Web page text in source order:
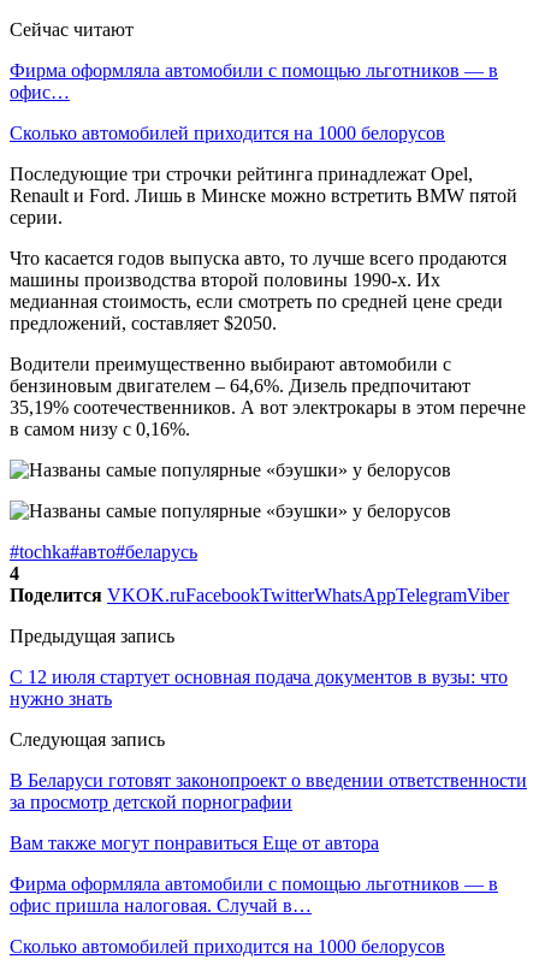
Сейчас читают
Фирма оформляла автомобили с помощью льготников — в
офис…
Сколько автомобилей приходится на 1000 белорусов
Последующие три строчки рейтинга принадлежат Opel,
Renault и Ford. Лишь в Минске можно встретить BMW пятой
серии.
Что касается годов выпуска авто, то лучше всего продаются
машины производства второй половины 1990-х. Их
медианная стоимость, если смотреть по средней цене среди
предложений, составляет $2050.
Водители преимущественно выбирают автомобили с
бензиновым двигателем – 64,6%. Дизель предпочитают
35,19% соотечественников. А вот электрокары в этом перечне
в самом низу с 0,16%.
#tochka#авто#беларусь
4
Поделится VKOK.ruFacebookTwitterWhatsAppTelegramViber
Предыдущая запись
С 12 июля стартует основная подача документов в вузы: что
нужно знать
Следующая запись
В Беларуси готовят законопроект о введении ответственности
за просмотр детской порнографии
Вам также могут понравиться Еще от автора
Фирма оформляла автомобили с помощью льготников — в
офис пришла налоговая. Случай в…
Сколько автомобилей приходится на 1000 белорусов